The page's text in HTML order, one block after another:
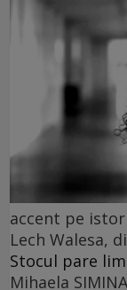
accent pe
Lech Walesa,
Stocul pare
Mihaela SIMINA